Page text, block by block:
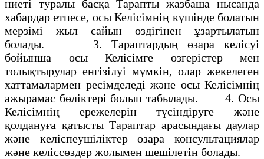
ниеті туралы басқа Тарапты жазбаша нысанда
хабардар етпесе, осы Келісімнің күшінде болатын
мерзімі жыл сайын өздігінен ұзартылатын
болады. 3. Тараптардың өзара келісуі
бойынша осы Келісімге өзгерістер мен
толықтырулар енгізілуі мүмкін, олар жекелеген
хаттамалармен ресімделеді және осы Келісімнің
ажырамас бөліктері болып табылады. 4. Осы
Келісімнің ережелерін түсіндіруге және
қолдануға қатысты Тараптар арасындағы даулар
және келіспеушіліктер өзара консультациялар
және келіссөздер жолымен шешілетін болады.